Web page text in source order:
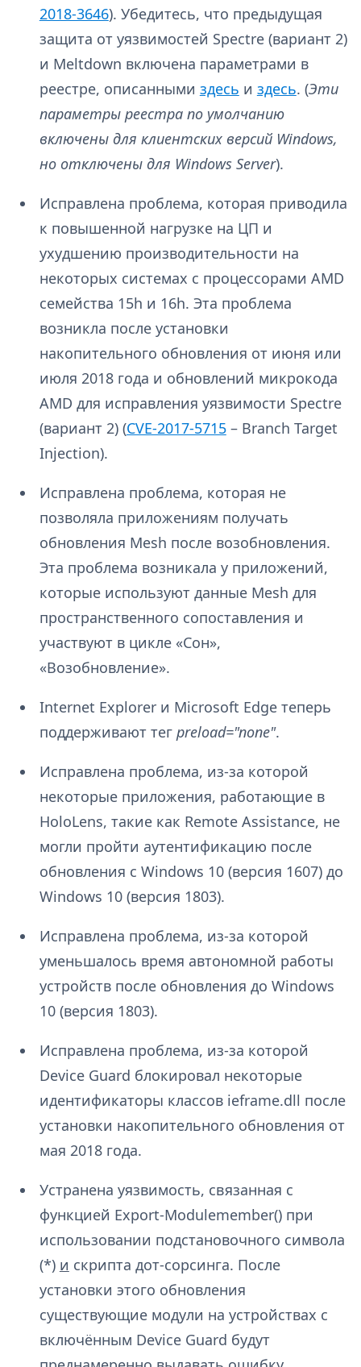
2018-3646). Убедитесь, что предыдущая
защита от уязвимостей Spectre (вариант 2)
и Meltdown включена параметрами в
реестре, описанными здесь и здесь. (Эти
параметры реестра по умолчанию
включены для клиентских версий Windows,
но отключены для Windows Server).
Исправлена проблема, которая приводила
к повышенной нагрузке на ЦП и
ухудшению производительности на
некоторых системах с процессорами AMD
семейства 15h и 16h. Эта проблема
возникла после установки
накопительного обновления от июня или
июля 2018 года и обновлений микрокода
AMD для исправления уязвимости Spectre
(вариант 2) (CVE-2017-5715– Branch Target
Injection).
Исправлена проблема, которая не
позволяла приложениям получать
обновления Mesh после возобновления.
Эта проблема возникала у приложений,
которые используют данные Mesh для
пространственного сопоставления и
участвуют в цикле «Сон»,
«Возобновление».
Internet Explorer и Microsoft Edge теперь
поддерживают тег preload="none".
Исправлена проблема, из-за которой
некоторые приложения, работающие в
HoloLens, такие как Remote Assistance, не
могли пройти аутентификацию после
обновления с Windows 10 (версия 1607) до
Windows 10 (версия 1803).
Исправлена проблема, из-за которой
уменьшалось время автономной работы
устройств после обновления до Windows
10 (версия 1803).
Исправлена проблема, из-за которой
Device Guard блокировал некоторые
идентификаторы классов ieframe.dll после
установки накопительного обновления от
мая 2018 года.
Устранена уязвимость, связанная с
функцией Export-Modulemember() при
использовании подстановочного символа
(*) и скрипта дот-сорсинга. После
установки этого обновления
существующие модули на устройствах с
включённым Device Guard будут